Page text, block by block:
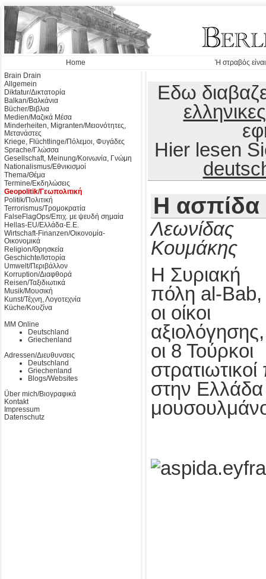
Home
Ή στραβός
Brain Drain
Allgemein
Diktatur/Δικτατορία
Balkan/Βαλκάνια
Bücher/Βιβλια
Medien/Μαζικά Μέσα
Minderheiten, Migranten/Μειονότητες,
Μετανάστες
Kriege, Flüchtlinge/Πόλεμοι, Φυγάδες
Sprache/Γλώσσα
Gesellschaft, Meinung/Κοινωνία, Γνώμη
Nationalismus/Εθνικισμοί
Thema/Θέμα
Termine/Εκδηλώσεις
Geopolitik/Γεωπολιτική
Politik/Πολιτική
Terrorismus/Τρομοκρατία
FalseFlagOps/Επιχ. με ψευδή σημαία
Hellas-EU/Ελλάδα-Ε.Ε.
Wirtschaft-Finanzen/Οικονομία-
Οικονομικά
Religion/Θρησκεία
Geschichte/Ιστορία
Umwelt/Περιβάλλον
Korruption/Διαφθορά
Reisen/Ταξιδιωτικά
Musik/Μουσική
Kunst/Τέχνη, Λογοτεχνία
Küche/Κουζίνα
MM Online
Deutschland
Griechenland
Adressen/Διευθυνσεις
Deutschland
Griechenland
Blogs/Websites
Über mich/Βιογραφικά
Kontakt
Impressum
Datenschutz
Εδω
ελληνικες
Hier lesen
Η ασπίδα
Λεωνίδας
Κουμάκης
Η Συριακή
πόλη al-Bab,
οι οίκοι
αξιολόγησης,
οι 8 Τούρκοι
στην Ελλάδα